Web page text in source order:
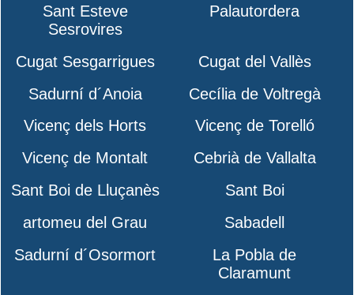
Sant Esteve
Sesrovires
Palautordera
Cugat Sesgarrigues
Cugat del Vallès
Sadurní d´Anoia
Cecília de Voltregà
Vicenç dels Horts
Vicenç de Torelló
Vicenç de Montalt
Cebrià de Vallalta
Sant Boi de Lluçanès
Sant Boi
artomeu del Grau
Sabadell
Sadurní d´Osormort
La Pobla de
Claramunt